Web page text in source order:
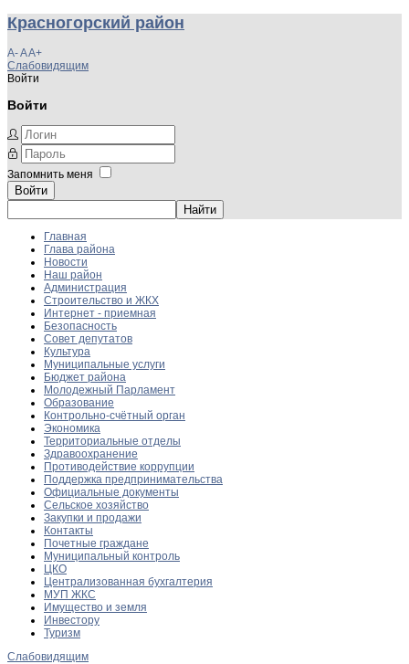
Красногорский район
A-AA+
Слабовидящим
Войти
Войти
Запомнить меня
Войти
Главная
Глава района
Новости
Наш район
Администрация
Строительство и ЖКХ
Интернет - приемная
Безопасность
Совет депутатов
Культура
Муниципальные услуги
Бюджет района
Молодежный Парламент
Образование
Контрольно-счётный орган
Экономика
Территориальные отделы
Здравоохранение
Противодействие коррупции
Поддержка предпринимательства
Официальные документы
Сельское хозяйство
Закупки и продажи
Контакты
Почетные граждане
Муниципальный контроль
ЦКО
Централизованная бухгалтерия
МУП ЖКС
Имущество и земля
Инвестору
Туризм
Слабовидящим